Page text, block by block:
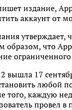
издание,
аккаунт от
утверждает,
образом, что
вышла 17
любой
того, каждую
провел